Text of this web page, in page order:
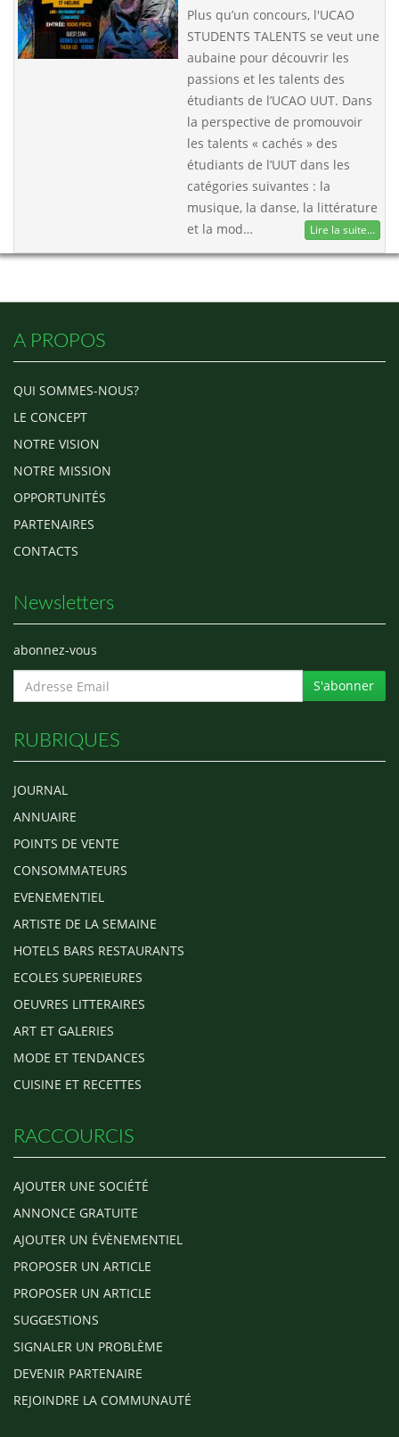
Plus qu’un concours, l'UCAO
STUDENTS TALENTS se veut une
aubaine pour découvrir les
passions et les talents des
étudiants de l’UCAO UUT. Dans
la perspective de promouvoir
les talents « cachés » des
étudiants de l’UUT dans les
catégories suivantes : la
musique, la danse, la littérature
et la mod…
Lire la suite...
A PROPOS
QUI SOMMES-NOUS?
LE CONCEPT
NOTRE VISION
NOTRE MISSION
OPPORTUNITÉS
PARTENAIRES
CONTACTS
Newsletters
abonnez-vous
S'abonner
RUBRIQUES
JOURNAL
ANNUAIRE
POINTS DE VENTE
CONSOMMATEURS
EVENEMENTIEL
ARTISTE DE LA SEMAINE
HOTELS BARS RESTAURANTS
ECOLES SUPERIEURES
OEUVRES LITTERAIRES
ART ET GALERIES
MODE ET TENDANCES
CUISINE ET RECETTES
RACCOURCIS
AJOUTER UNE SOCIÉTÉ
ANNONCE GRATUITE
AJOUTER UN ÉVÈNEMENTIEL
PROPOSER UN ARTICLE
PROPOSER UN ARTICLE
SUGGESTIONS
SIGNALER UN PROBLÈME
DEVENIR PARTENAIRE
REJOINDRE LA COMMUNAUTÉ